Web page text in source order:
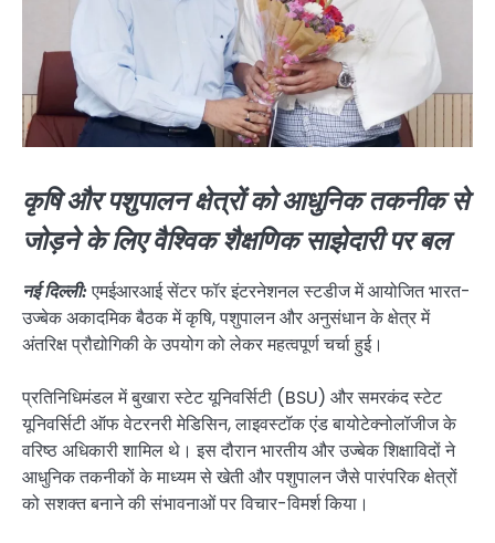
कृषि और पशुपालन क्षेत्रों को आधुनिक तकनीक से
जोड़ने के लिए वैश्विक शैक्षणिक साझेदारी पर बल
नई दिल्ली:एमईआरआई सेंटर फॉर इंटरनेशनल स्टडीज में आयोजित भारत-
उज्बेक अकादमिक बैठक में कृषि, पशुपालन और अनुसंधान के क्षेत्र में
अंतरिक्ष प्रौद्योगिकी के उपयोग को लेकर महत्वपूर्ण चर्चा हुई।
प्रतिनिधिमंडल में बुखारा स्टेट यूनिवर्सिटी (BSU) और समरकंद स्टेट
यूनिवर्सिटी ऑफ वेटरनरी मेडिसिन, लाइवस्टॉक एंड बायोटेक्नोलॉजीज के
वरिष्ठ अधिकारी शामिल थे। इस दौरान भारतीय और उज्बेक शिक्षाविदों ने
आधुनिक तकनीकों के माध्यम से खेती और पशुपालन जैसे पारंपरिक क्षेत्रों
को सशक्त बनाने की संभावनाओं पर विचार-विमर्श किया।